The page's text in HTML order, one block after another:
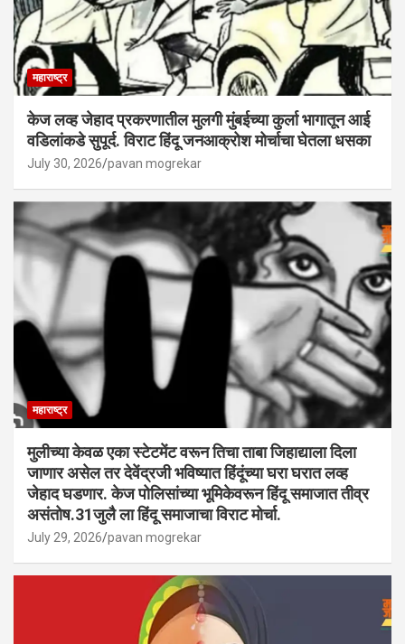
महाराष्ट्र
केज लव्ह जेहाद प्रकरणातील मुलगी मुंबईच्या कुर्ला भागातून आई
वडिलांकडे सुपूर्द. विराट हिंदू जनआक्रोश मोर्चाचा घेतला धसका
July 30, 2026 pavan mogrekar
महाराष्ट्र
मुलीच्या केवळ एका स्टेटमेंट वरून तिचा ताबा जिहाद्याला दिला
जाणार असेल तर देवेंद्रजी भविष्यात हिंदूंच्या घरा घरात लव्ह
जेहाद घडणार. केज पोलिसांच्या भूमिकेवरून हिंदू समाजात तीव्र
असंतोष.31जुलै ला हिंदू समाजाचा विराट मोर्चा.
July 29, 2026 pavan mogrekar